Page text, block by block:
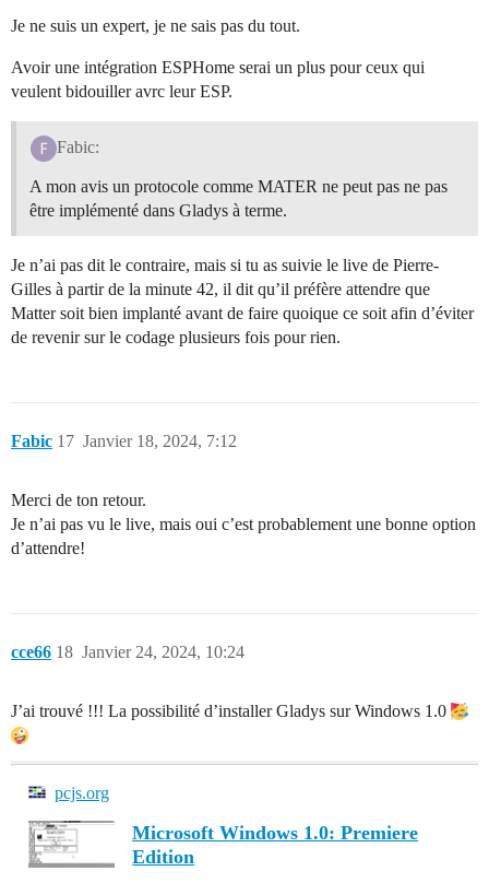
Je ne suis un expert, je ne sais pas du tout.
Avoir une intégration ESPHome serai un plus pour ceux qui
veulent bidouiller avrc leur ESP.
Fabic:
A mon avis un protocole comme MATER ne peut pas ne pas
être implémenté dans Gladys à terme.
Je n’ai pas dit le contraire, mais si tu as suivie le live de Pierre-
Gilles à partir de la minute 42, il dit qu’il préfère attendre que
Matter soit bien implanté avant de faire quoique ce soit afin d’éviter
de revenir sur le codage plusieurs fois pour rien.
Fabic Janvier 18, 2024, 7:12
17
Merci de ton retour.
Je n’ai pas vu le live, mais oui c’est probablement une bonne option
d’attendre!
cce66 Janvier 24, 2024, 10:24
18
J’ai trouvé !!! La possibilité d’installer Gladys sur Windows 1.0
pcjs.org
Microsoft Windows 1.0: Premiere
Edition